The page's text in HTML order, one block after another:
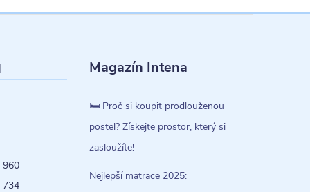
960
734
Magazín Intena
🛏️ Proč si koupit prodlouženou
postel? Získejte prostor, který si
zasloužíte!
Nejlepší matrace 2025: